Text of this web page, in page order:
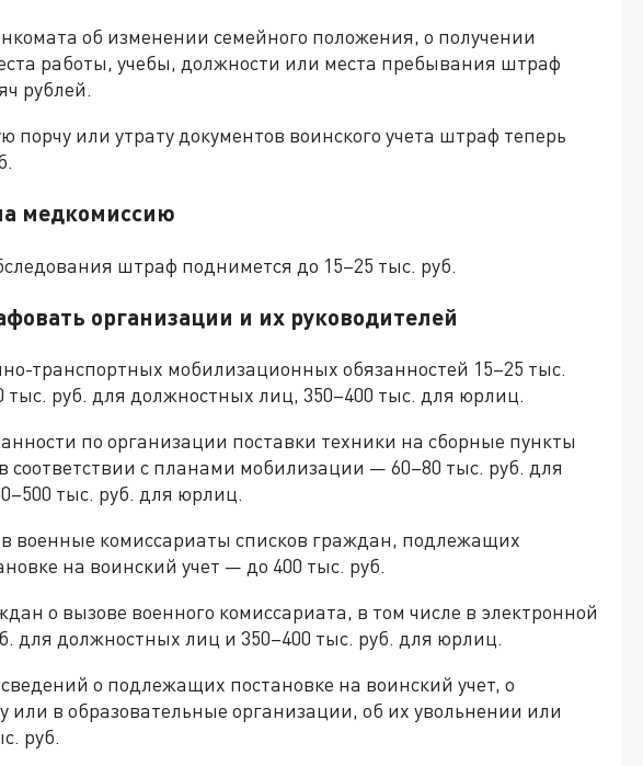
об изменении семейного положения, о получении
работы, учебы, должности или места пребывания штраф
рублей.
порчу или утрату документов воинского учета штраф теперь
медкомиссию
штраф поднимется до 15–25 тыс. руб.
организации и их руководителей
транспортных мобилизационных обязанностей 15–25 тыс.
тыс. руб. для должностных лиц, 350–400 тыс. для юрлиц.
по организации поставки техники на сборные пункты
соответствии с планами мобилизации — 60–80 тыс. руб. для
тыс. руб. для юрлиц.
военные комиссариаты списков граждан, подлежащих
на воинский учет — до 400 тыс. руб.
о вызове военного комиссариата, в том числе в электронной
для должностных лиц и 350–400 тыс. руб. для юрлиц.
о подлежащих постановке на воинский учет, о
или в образовательные организации, об их увольнении или
руб.